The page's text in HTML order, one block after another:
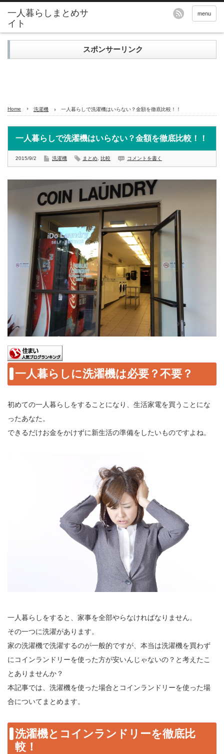
menu
スポンサーリンク
Home 洗濯機 一人暮らしで洗濯機はいらない？金額を徹底比較！！
一人暮らしで洗濯機はいらない？金額を徹底比較！！
2015/9/2 洗濯機 まとめ 比較 コメントを書く
一人暮らしに洗濯機は必要？不要？
初めての一人暮らしをすることになり、生活家電を買うことにな
ったあなた。
できるだけお金をかけずに新生活の準備をしたいものですよね。
一人暮らしをすると、家事を全部やらなければなりません。
その一つに洗濯があります。
家の洗濯機で洗濯するのが一般的ですが、本当は洗濯機を買わず
にコインランドリーを使った方が安いんじゃないの？と考えたこ
とありませんか？
本記事では、洗濯機を使った場合とコインランドリーを使った場
合についてまとめます。
洗濯機とコインランドリーを徹底比
較！